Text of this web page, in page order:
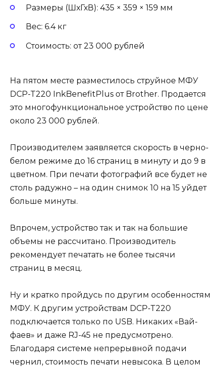
Размеры (ШхГхВ): 435 × 359 × 159 мм
Вес: 6.4 кг
Стоимость: от 23 000 рублей
На пятом месте разместилось струйное МФУ
DCP-T220 InkBenefitPlus от Brother. Продается
это многофункциональное устройство по цене
около 23 000 рублей.
Производителем заявляется скорость в черно-
белом режиме до 16 страниц в минуту и до 9 в
цветном. При печати фотографий все будет не
столь радужно – на один снимок 10 на 15 уйдет
больше минуты.
Впрочем, устройство так и так на большие
объемы не рассчитано. Производитель
рекомендует печатать не более тысячи
страниц в месяц.
Ну и кратко пройдусь по другим особенностям
МФУ. К другим устройствам DCP-T220
подключается только по USB. Никаких «Вай-
фаев» и даже RJ-45 не предусмотрено.
Благодаря системе непрерывной подачи
чернил, стоимость печати невысока. В целом